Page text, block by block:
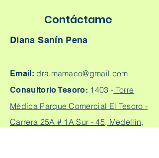
Contáctame
Diana Sanín Pena
Email: dra.mamaco@gmail.com
Consultorio Tesoro: 1403 - Torre
Médica Parque Comercial El Tesoro -
Carrera 25A # 1A Sur - 45, Medellín,